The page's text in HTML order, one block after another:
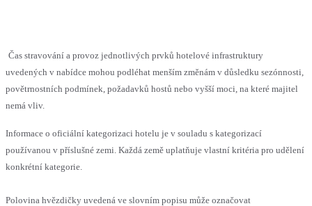
Čas stravování a provoz jednotlivých prvků hotelové infrastruktury
uvedených v nabídce mohou podléhat menším změnám v důsledku sezónnosti,
povětrnostních podmínek, požadavků hostů nebo vyšší moci, na které majitel
nemá vliv.
Informace o oficiální kategorizaci hotelu je v souladu s kategorizací
používanou v příslušné zemi. Každá země uplatňuje vlastní kritéria pro udělení
konkrétní kategorie.
Polovina hvězdičky uvedená ve slovním popisu může označovat